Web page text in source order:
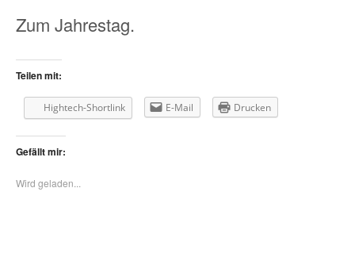
Zum Jahrestag.
Teilen mit:
Hightech-Shortlink E-Mail Drucken
Gefällt mir:
Wird geladen...